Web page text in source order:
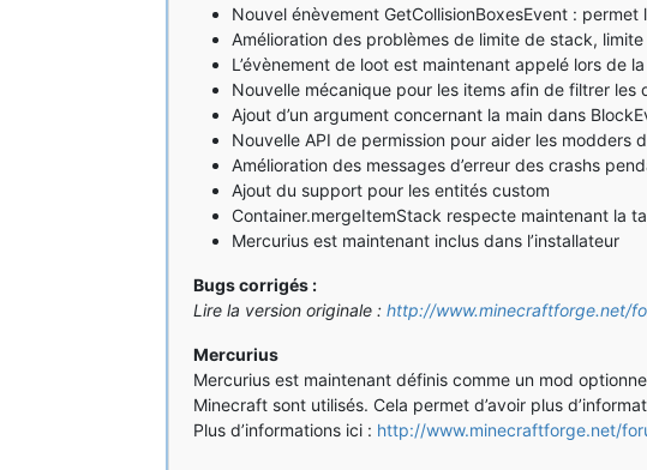
Nouvel énèvement GetCollisionBoxesEvent :
Amélioration des problèmes de limite de stack, limite
L’évènement de loot est maintenant appelé lors de
Nouvelle mécanique pour les items afin de filtrer
Ajout d’un argument concernant la main dans
Nouvelle API de permission pour aider les
Amélioration des messages d’erreur des crashs
Ajout du support pour les entités custom
Container.mergeItemStack respecte maintenant la
Mercurius est maintenant inclus dans l’installateur
Bugs corrigés :
Lire la version originale : http://www.minecraftforge.net/
Mercurius
Mercurius est maintenant définis comme un mod
Minecraft sont utilisés. Cela permet d’avoir plus
Plus d’informations ici : http://www.minecraftforge.net/